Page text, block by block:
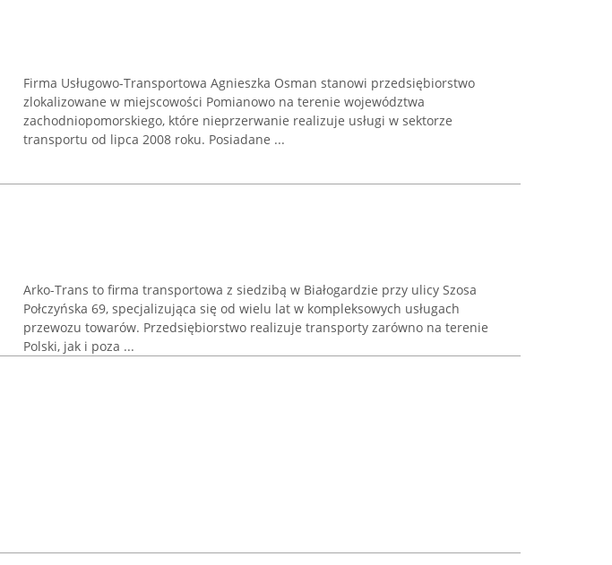
Firma Usługowo-Transportowa Agnieszka Osman stanowi przedsiębiorstwo
zlokalizowane w miejscowości Pomianowo na terenie województwa
zachodniopomorskiego, które nieprzerwanie realizuje usługi w sektorze
transportu od lipca 2008 roku. Posiadane ...
Arko-Trans to firma transportowa z siedzibą w Białogardzie przy ulicy Szosa
Połczyńska 69, specjalizująca się od wielu lat w kompleksowych usługach
przewozu towarów. Przedsiębiorstwo realizuje transporty zarówno na terenie
Polski, jak i poza ...